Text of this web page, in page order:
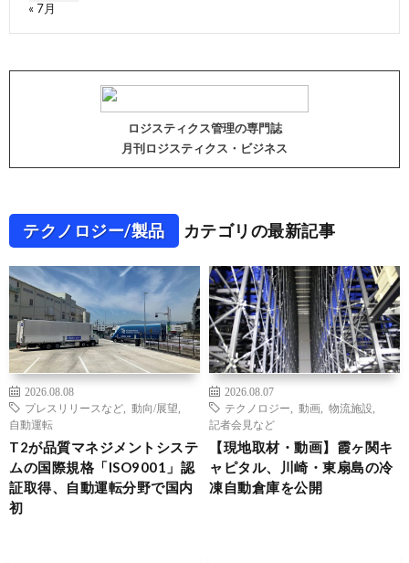
« 7月
ロジスティクス管理の専門誌
月刊ロジスティクス・ビジネス
テクノロジー/製品 カテゴリの最新記事
2026.08.08
プレスリリースなど
動向/展望
自動運転
T2が品質マネジメントシステ
ムの国際規格「ISO9001」認
証取得、自動運転分野で国内
初
2026.08.07
テクノロジー
動画 物流施設
記者会見など
【現地取材・動画】霞ヶ関キ
ャピタル、川崎・東扇島の冷
凍自動倉庫を公開